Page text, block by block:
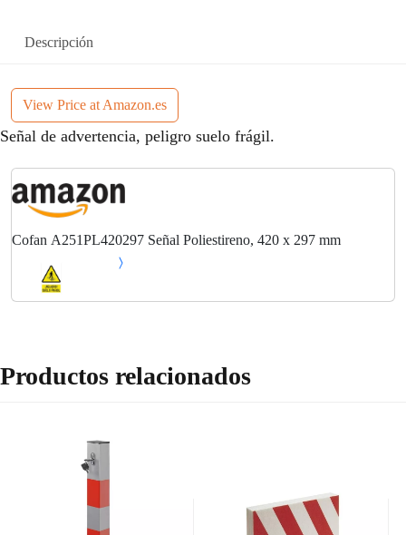
Descripción
View Price at Amazon.es
Señal de advertencia, peligro suelo frágil.
Cofan A251PL420297 Señal Poliestireno, 420 x 297 mm
Productos relacionados